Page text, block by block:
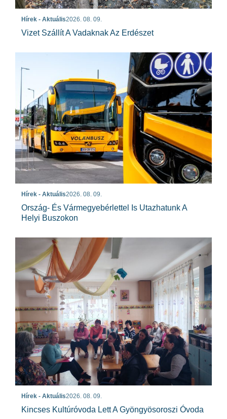
Hírek - Aktuális2026. 08. 09.
Vizet Szállít A Vadaknak Az Erdészet
Hírek - Aktuális2026. 08. 09.
Ország- És Vármegyebérlettel Is Utazhatunk A
Helyi Buszokon
Hírek - Aktuális2026. 08. 09.
Kincses Kultúróvoda Lett A Gyöngyösoroszi Óvoda